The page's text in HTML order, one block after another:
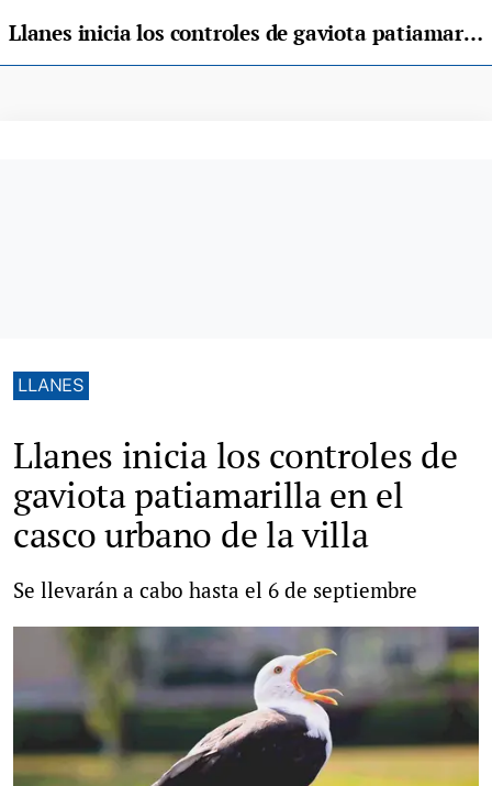
Llanes inicia los controles de gaviota patiamarilla en el casco urbano de la villa
LLANES
Llanes inicia los controles de
gaviota patiamarilla en el
casco urbano de la villa
Se llevarán a cabo hasta el 6 de septiembre